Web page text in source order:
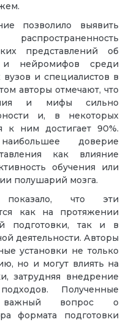
позволило выявить
представлений об
и нейромифов среди
вузов и специалистов в
авторы отмечают, что
и мифы сильно
и, в некоторых
к ним достигает 90%.
доверие
как влияние
обучения или
полушарий мозга.
показало, что эти
как на протяжении
подготовки, так и в
деятельности. Авторы
установки не только
но и могут влиять на
затрудняя внедрение
Полученные
важный вопрос о
формата подготовки